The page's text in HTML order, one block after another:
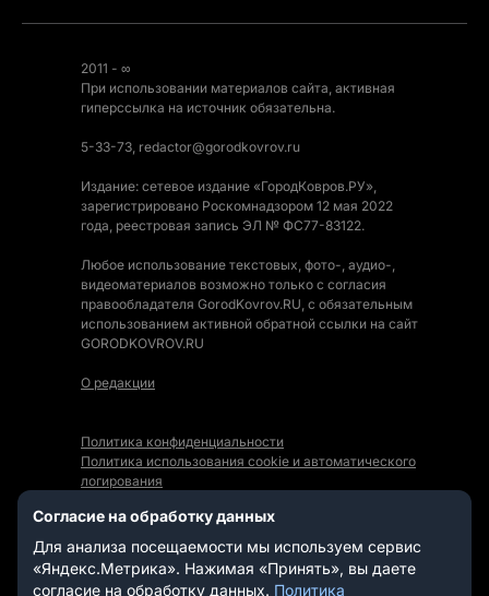
2011 - ∞
При использовании материалов сайта, активная
гиперссылка на источник обязательна.
5-33-73, redactor@gorodkovrov.ru
Издание: сетевое издание «ГородКовров.РУ»,
зарегистрировано Роскомнадзором 12 мая 2022
года, реестровая запись ЭЛ № ФС77-83122.
Любое использование текстовых, фото-, аудио-,
видеоматериалов возможно только с согласия
правообладателя GorodKovrov.RU, с обязательным
использованием активной обратной ссылки на сайт
GORODKOVROV.RU
О редакции
Политика конфиденциальности
Политика использования cookie и автоматического
логирования
Мы в социальных сетях:
Согласие на обработку данных
Для анализа посещаемости мы используем сервис
«Яндекс.Метрика». Нажимая «Принять», вы даете
согласие на обработку данных. Политика